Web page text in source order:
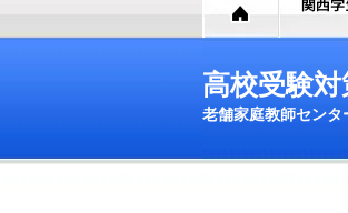
高校受験対
老舗家庭教師センタ